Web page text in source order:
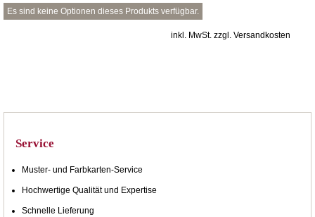
Es sind keine Optionen dieses Produkts verfügbar.
inkl. MwSt. zzgl. Versandkosten
Service
Muster- und Farbkarten-Service
Hochwertige Qualität und Expertise
Schnelle Lieferung